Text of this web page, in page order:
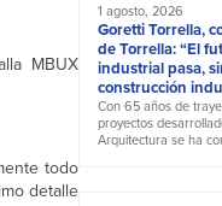
MBUX
todo
detalle
1 agosto, 2026
Goretti Torrella,
de Torrella: “El
industrial pasa,
construcción
Con 65 años de
proyectos
Arquitectura se ha